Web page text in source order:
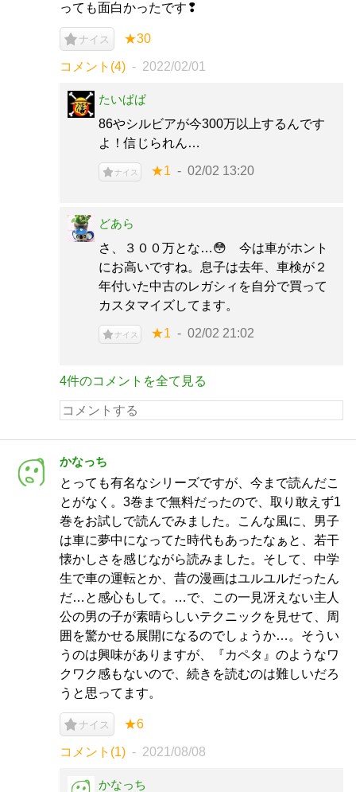
っても面白かったです❢
ナイス ★30
コメント(4) 2022/02/01
たいぱぱ
86やシルビアが今300万以上するんです
よ！信じられん…
ナイス ★1 02/02 13:20
どあら
さ、３００万とな…😳 今は車がホント
にお高いですね。息子は去年、車検が２
年付いた中古のレガシィを自分で買って
カスタマイズしてます。
ナイス ★1 02/02 21:02
4件のコメントを全て見る
かなっち
とっても有名なシリーズですが、今まで読んだこ
とがなく。3巻まで無料だったので、取り敢えず1
巻をお試しで読んでみました。こんな風に、男子
は車に夢中になってた時代もあったなぁと、若干
懐かしさを感じながら読みました。そして、中学
生で車の運転とか、昔の漫画はユルユルだったん
だ…と感心もして。…で、この一見冴えない主人
公の男の子が素晴らしいテクニックを見せて、周
囲を驚かせる展開になるのでしょうか…。そうい
うのは興味がありますが、『カペタ』のようなワ
クワク感もないので、続きを読むのは難しいだろ
うと思ってます。
ナイス ★6
コメント(1) 2021/08/08
かなっち